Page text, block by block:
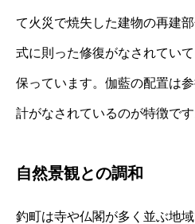
て火災で焼失した建物の再建
式に則った修復がなされてい
保っています。伽藍の配置は
計がなされているのが特徴です
自然景観との調和
釣町は寺や仏閣が多く並ぶ地